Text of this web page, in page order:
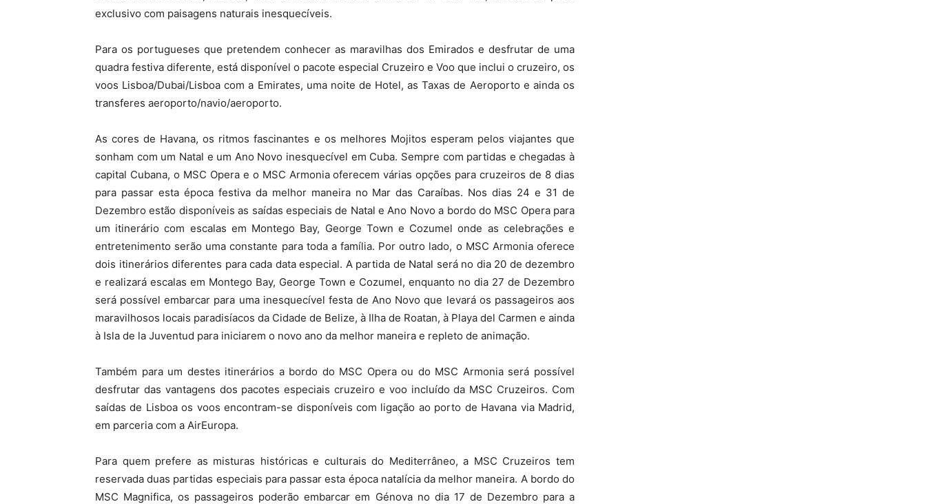
exclusivo com paisagens naturais inesquecíveis.
Para os portugueses que pretendem conhecer as maravilhas dos Emirados e desfrutar de uma
quadra festiva diferente, está disponível o pacote especial Cruzeiro e Voo que inclui o cruzeiro, os
voos Lisboa/Dubai/Lisboa com a Emirates, uma noite de Hotel, as Taxas de Aeroporto e ainda os
transferes aeroporto/navio/aeroporto.
As cores de Havana, os ritmos fascinantes e os melhores Mojitos esperam pelos viajantes que
sonham com um Natal e um Ano Novo inesquecível em Cuba. Sempre com partidas e chegadas à
capital Cubana, o MSC Opera e o MSC Armonia oferecem várias opções para cruzeiros de 8 dias
para passar esta época festiva da melhor maneira no Mar das Caraíbas. Nos dias 24 e 31 de
Dezembro estão disponíveis as saídas especiais de Natal e Ano Novo a bordo do MSC Opera para
um itinerário com escalas em Montego Bay, George Town e Cozumel onde as celebrações e
entretenimento serão uma constante para toda a família. Por outro lado, o MSC Armonia oferece
dois itinerários diferentes para cada data especial. A partida de Natal será no dia 20 de dezembro
e realizará escalas em Montego Bay, George Town e Cozumel, enquanto no dia 27 de Dezembro
será possível embarcar para uma inesquecível festa de Ano Novo que levará os passageiros aos
maravilhosos locais paradisíacos da Cidade de Belize, à Ilha de Roatan, à Playa del Carmen e ainda
à Isla de la Juventud para iniciarem o novo ano da melhor maneira e repleto de animação.
Também para um destes itinerários a bordo do MSC Opera ou do MSC Armonia será possível
desfrutar das vantagens dos pacotes especiais cruzeiro e voo incluído da MSC Cruzeiros. Com
saídas de Lisboa os voos encontram-se disponíveis com ligação ao porto de Havana via Madrid,
em parceria com a AirEuropa.
Para quem prefere as misturas históricas e culturais do Mediterrâneo, a MSC Cruzeiros tem
reservada duas partidas especiais para passar esta época natalícia da melhor maneira. A bordo do
MSC Magnifica, os passageiros poderão embarcar em Génova no dia 17 de Dezembro para a